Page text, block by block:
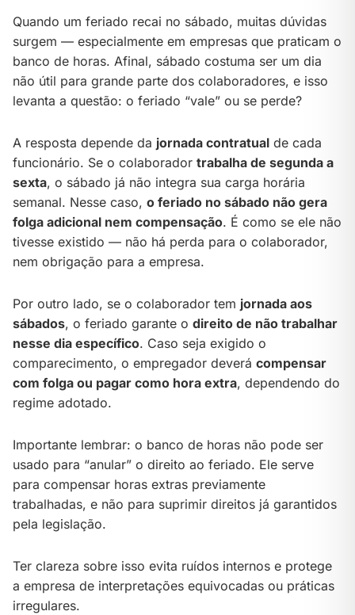
Quando um feriado recai no sábado, muitas dúvidas
surgem — especialmente em empresas que praticam o
banco de horas. Afinal, sábado costuma ser um dia
não útil para grande parte dos colaboradores, e isso
levanta a questão: o feriado “vale” ou se perde?
A resposta depende da jornada contratual de cada
funcionário. Se o colaborador trabalha de segunda a
sexta, o sábado já não integra sua carga horária
semanal. Nesse caso, o feriado no sábado não gera
folga adicional nem compensação. É como se ele não
tivesse existido — não há perda para o colaborador,
nem obrigação para a empresa.
Por outro lado, se o colaborador tem jornada aos
sábados, o feriado garante o direito de não trabalhar
nesse dia específico. Caso seja exigido o
comparecimento, o empregador deverá compensar
com folga ou pagar como hora extra, dependendo do
regime adotado.
Importante lembrar: o banco de horas não pode ser
usado para “anular” o direito ao feriado. Ele serve
para compensar horas extras previamente
trabalhadas, e não para suprimir direitos já garantidos
pela legislação.
Ter clareza sobre isso evita ruídos internos e protege
a empresa de interpretações equivocadas ou práticas
irregulares.